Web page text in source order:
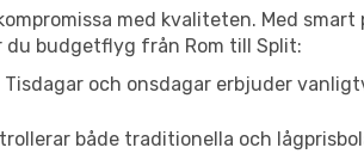
med kvaliteten. Med
budgetflyg från Rom till Split:
Tisdagar och onsdagar erbjuder
både traditionella och